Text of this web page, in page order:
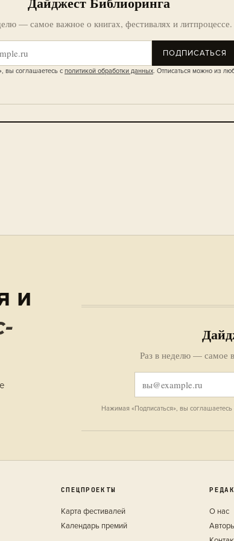
— самое важное о книгах, фестивалях и литпроцессе.
ПОДПИСАТЬСЯ
вы соглашаетесь с политикой обработки данных. Отписаться можно из
и
Раз в неделю — самое
Нажимая «Подписаться», вы соглашаетесь
СПЕЦПРОЕКТЫ
Карта фестивалей
Календарь премий
О нас